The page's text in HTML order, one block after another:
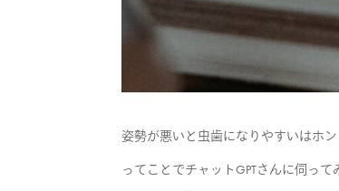
姿勢が悪いと虫歯になりやすいはホン
ってことでチャットGPTさんに伺っ